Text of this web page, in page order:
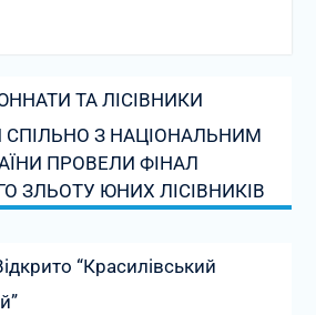
ТА ЛІСІВНИКИ
З НАЦІОНАЛЬНИМ
ПРОВЕЛИ ФІНАЛ
ЗЛЬОТУ ЮНИХ ЛІСІВНИКІВ
Наступний
“Красилівський